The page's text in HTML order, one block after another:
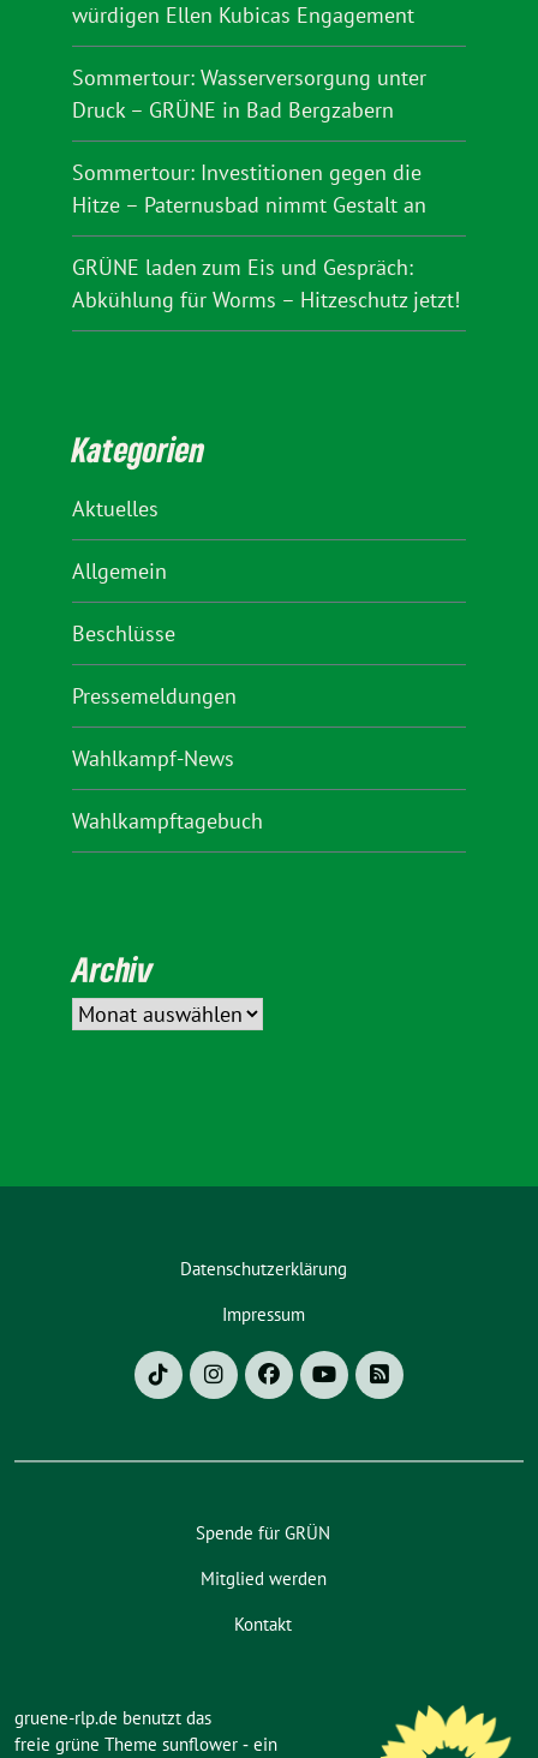
würdigen Ellen Kubicas Engagement
Sommertour: Wasserversorgung unter
Druck – GRÜNE in Bad Bergzabern
Sommertour: Investitionen gegen die
Hitze – Paternusbad nimmt Gestalt an
GRÜNE laden zum Eis und Gespräch:
Abkühlung für Worms – Hitzeschutz jetzt!
Kategorien
Aktuelles
Allgemein
Beschlüsse
Pressemeldungen
Wahlkampf-News
Wahlkampftagebuch
Archiv
Datenschutzerklärung
Impressum
Spende für GRÜN
Mitglied werden
Kontakt
gruene-rlp.de benutzt das
freie grüne Theme sunflower ‐ ein